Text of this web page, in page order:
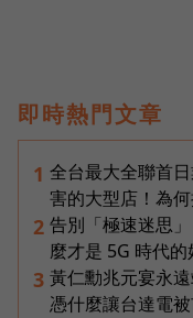
即時熱門文章
1 全台最大全聯首
害的大型店！為
2 告別「極速迷思
麼才是 5G 時代的
3 黃仁勳兆元宴永
憑什麼讓台達電